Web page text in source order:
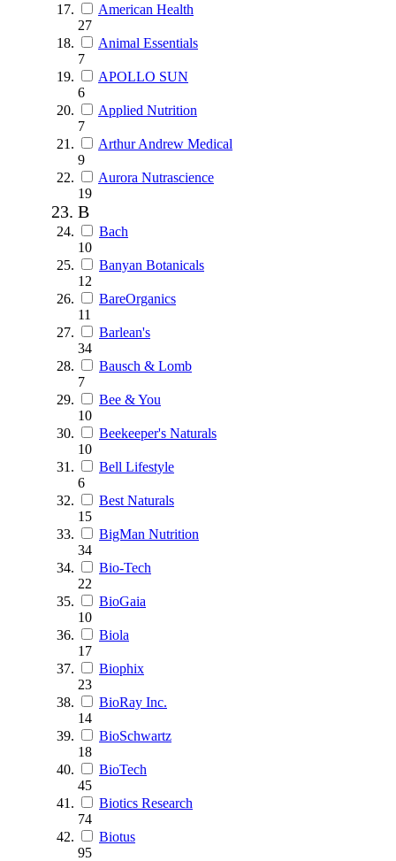
American Health
27
Animal Essentials
7
APOLLO SUN
6
Applied Nutrition
7
Arthur Andrew Medical
9
Aurora Nutrascience
19
B
Bach
10
Banyan Botanicals
12
BareOrganics
11
Barlean's
34
Bausch & Lomb
7
Bee & You
10
Beekeeper's Naturals
10
Bell Lifestyle
6
Best Naturals
15
BigMan Nutrition
34
Bio-Tech
22
BioGaia
10
Biola
17
Biophix
23
BioRay Inc.
14
BioSchwartz
18
BioTech
45
Biotics Research
74
Biotus
95